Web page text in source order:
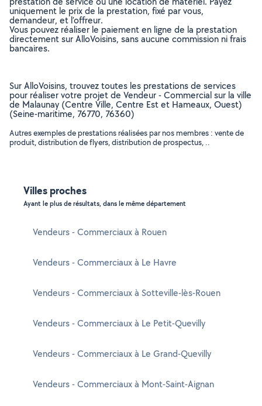
uniquement le prix de la prestation, fixé par vous,
demandeur, et l’offreur.
Vous pouvez réaliser le paiement en ligne de la prestation
directement sur AlloVoisins, sans aucune commission ni frais
bancaires.
Sur AlloVoisins, trouvez toutes les prestations de services
pour réaliser votre projet de Vendeur - Commercial sur la ville
de Malaunay (Centre Ville, Centre Est et Hameaux, Ouest)
(Seine-maritime, 76770, 76360)
Autres exemples de prestations réalisées par nos membres : vente de
produit, distribution de flyers, distribution de prospectus, ..
Villes proches
Ayant le plus de résultats, dans le même département
Vendeurs - Commerciaux à Rouen
Vendeurs - Commerciaux à Le Havre
Vendeurs - Commerciaux à Sotteville-lès-Rouen
Vendeurs - Commerciaux à Le Petit-Quevilly
Vendeurs - Commerciaux à Le Grand-Quevilly
Vendeurs - Commerciaux à Mont-Saint-Aignan